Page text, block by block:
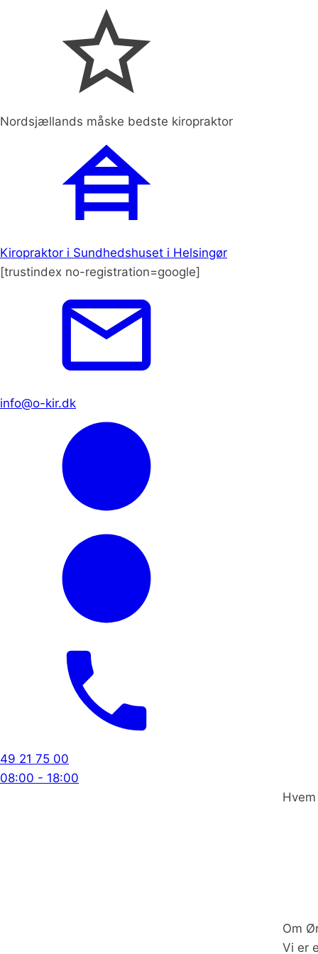
Nordsjællands måske bedste kiropraktor
Kiropraktor i Sundhedshuset i Helsingør
[trustindex no-registration=google]
info@o-kir.dk
49 21 75 00
08:00 - 18:00
Om
Vi er